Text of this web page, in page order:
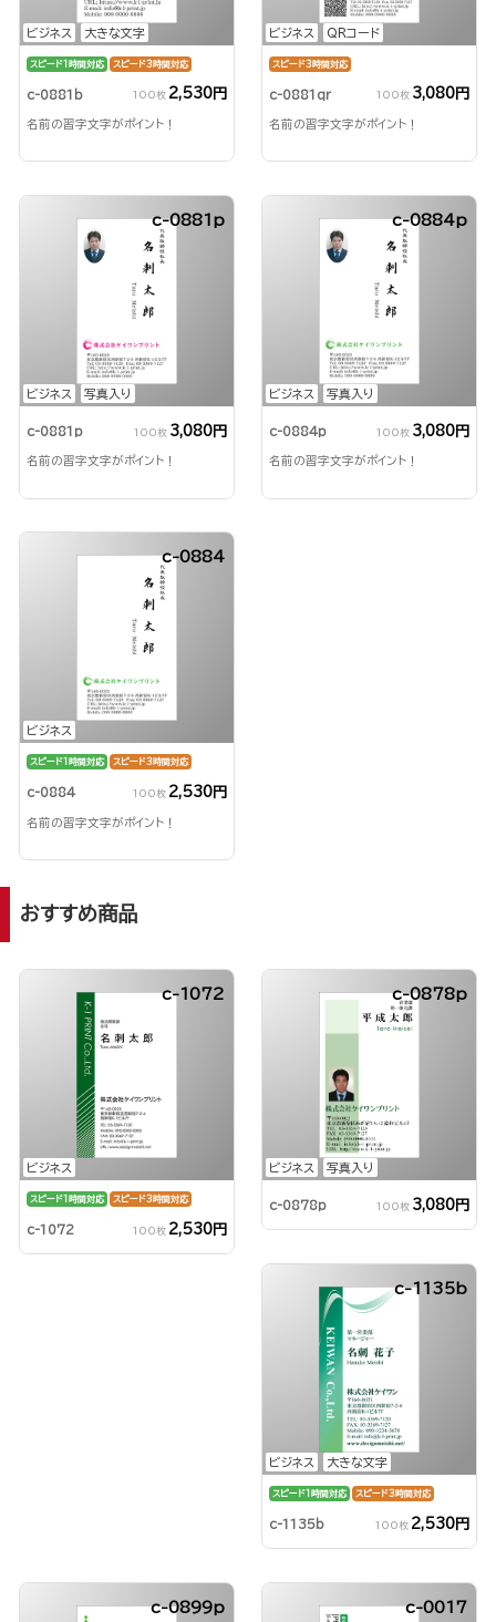
ビジネス 大きな文字
スピード1時間対応 スピード3時間対応
c-0881b 100枚 2,530円
名前の習字文字がポイント！
ビジネス QRコード
スピード3時間対応
c-0881qr 100枚 3,080円
名前の習字文字がポイント！
ビジネス 写真入り
c-0881p
c-0881p 100枚 3,080円
名前の習字文字がポイント！
ビジネス 写真入り
c-0884p
c-0884p 100枚 3,080円
名前の習字文字がポイント！
ビジネス
c-0884
スピード1時間対応 スピード3時間対応
c-0884 100枚 2,530円
名前の習字文字がポイント！
おすすめ商品
ビジネス
c-1072
スピード1時間対応 スピード3時間対応
c-1072 100枚 2,530円
ビジネス 写真入り
c-0878p
c-0878p 100枚 3,080円
ビジネス 大きな文字
c-1135b
スピード1時間対応 スピード3時間対応
c-1135b 100枚 2,530円
c-0899p c-0017